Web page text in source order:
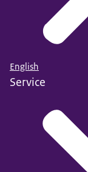
English
Service